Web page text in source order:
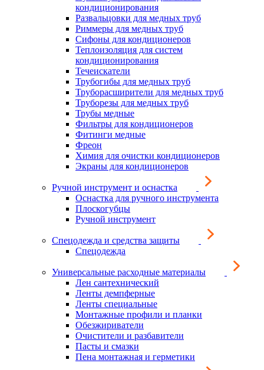
кондиционирования
Развальцовки для медных труб
Риммеры для медных труб
Сифоны для кондиционеров
Теплоизоляция для систем
кондиционирования
Течеискатели
Трубогибы для медных труб
Труборасширители для медных труб
Труборезы для медных труб
Трубы медные
Фильтры для кондиционеров
Фитинги медные
Фреон
Химия для очистки кондиционеров
Экраны для кондиционеров
Ручной инструмент и оснастка
Оснастка для ручного инструмента
Плоскогубцы
Ручной инструмент
Спецодежда и средства защиты
Спецодежда
Универсальные расходные материалы
Лен сантехнический
Ленты демпферные
Ленты специальные
Монтажные профили и планки
Обезжириватели
Очистители и разбавители
Пасты и смазки
Пена монтажная и герметики